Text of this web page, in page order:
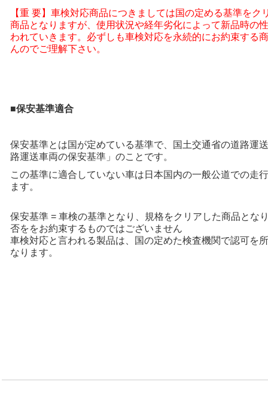
【重 要】車検対応商品につきましては国の定める基準をク
商品となりますが、使用状況や経年劣化によって新品時の
われていきます。必ずしも車検対応を永続的にお約束する
んのでご理解下さい。
■保安基準適合
保安基準とは国が定めている基準で、国土交通省の道路運
路運送車両の保安基準」のことです。
この基準に適合していない車は日本国内の一般公道での走
ます。
保安基準 = 車検の基準となり、規格をクリアした商品とな
否ををお約束するものではございません
車検対応と言われる製品は、国の定めた検査機関で認可を
なります。